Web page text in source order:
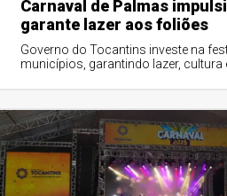
Carnaval de Palmas
garante lazer aos foliões
Governo do Tocantins investe na
municípios, garantindo lazer, cultura